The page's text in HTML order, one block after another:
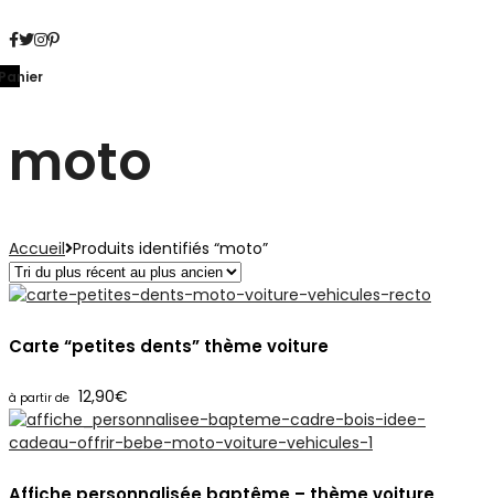
moto
Accueil Produits identifiés “moto”
Carte “petites dents” thème voiture
12,90€